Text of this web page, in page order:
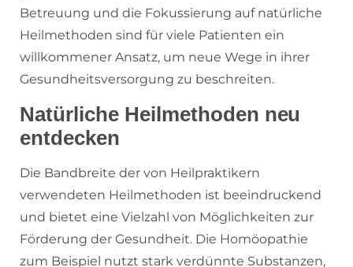
Betreuung und die Fokussierung auf natürliche
Heilmethoden sind für viele Patienten ein
willkommener Ansatz, um neue Wege in ihrer
Gesundheitsversorgung zu beschreiten.
Natürliche Heilmethoden neu
entdecken
Die Bandbreite der von Heilpraktikern
verwendeten Heilmethoden ist beeindruckend
und bietet eine Vielzahl von Möglichkeiten zur
Förderung der Gesundheit. Die Homöopathie
zum Beispiel nutzt stark verdünnte Substanzen,